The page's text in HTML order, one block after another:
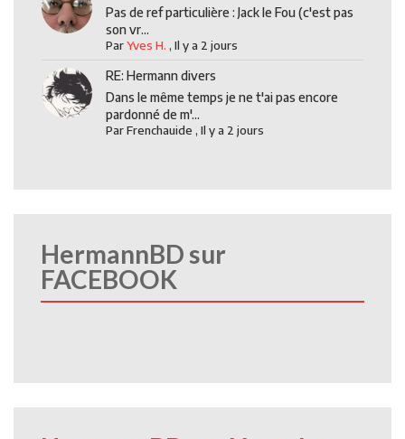
Pas de ref particulière : Jack le Fou (c'est pas
son vr...
ParYves H. ,Il y a 2 jours
RE: Hermann divers
Dans le même temps je ne t'ai pas encore
pardonné de m'...
ParFrenchauide ,Il y a 2 jours
HermannBD sur
FACEBOOK